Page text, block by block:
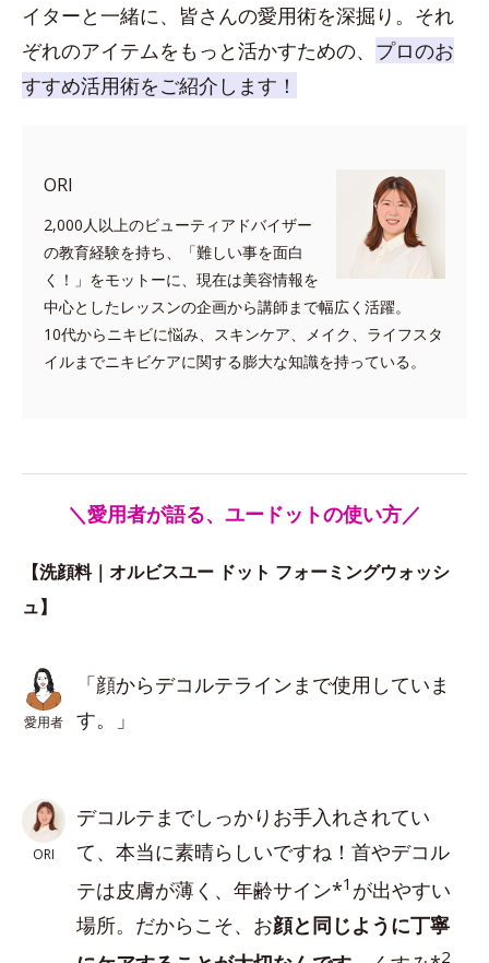
イターと一緒に、皆さんの愛用術を深掘り。それ
ぞれのアイテムをもっと活かすための、 プロのお
すすめ活用術をご紹介します！
ORI
2,000人以上のビューティアドバイザー
の教育経験を持ち、「難しい事を面白
く！」をモットーに、現在は美容情報を
中心としたレッスンの企画から講師まで幅広く活躍。
10代からニキビに悩み、スキンケア、メイク、ライフスタ
イルまでニキビケアに関する膨大な知識を持っている。
＼愛用者が語る、ユードットの使い方／
【洗顔料｜オルビスユー ドット フォーミングウォッシ
ュ】
愛用者
「顔からデコルテラインまで使用していま
す。」
ORI
デコルテまでしっかりお手入れされてい
て、本当に素晴らしいですね！首やデコル
テは皮膚が薄く、年齢サイン*1 が出やすい
場所。だからこそ、お顔と同じように丁寧
2